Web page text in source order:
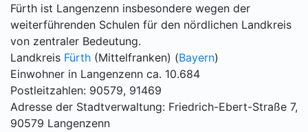
Fürth ist Langenzenn insbesondere wegen der
weiterführenden Schulen für den nördlichen Landkreis
von zentraler Bedeutung.
Landkreis Fürth (Mittelfranken) (Bayern)
Einwohner in Langenzenn ca. 10.684
Postleitzahlen: 90579, 91469
Adresse der Stadtverwaltung: Friedrich-Ebert-Straße 7,
90579 Langenzenn